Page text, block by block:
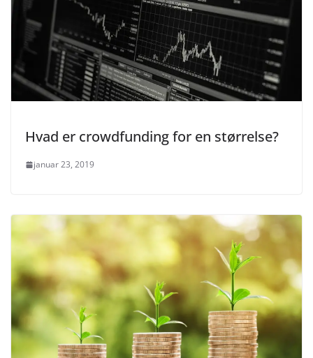
Hvad er crowdfunding for en størrelse?
januar 23, 2019